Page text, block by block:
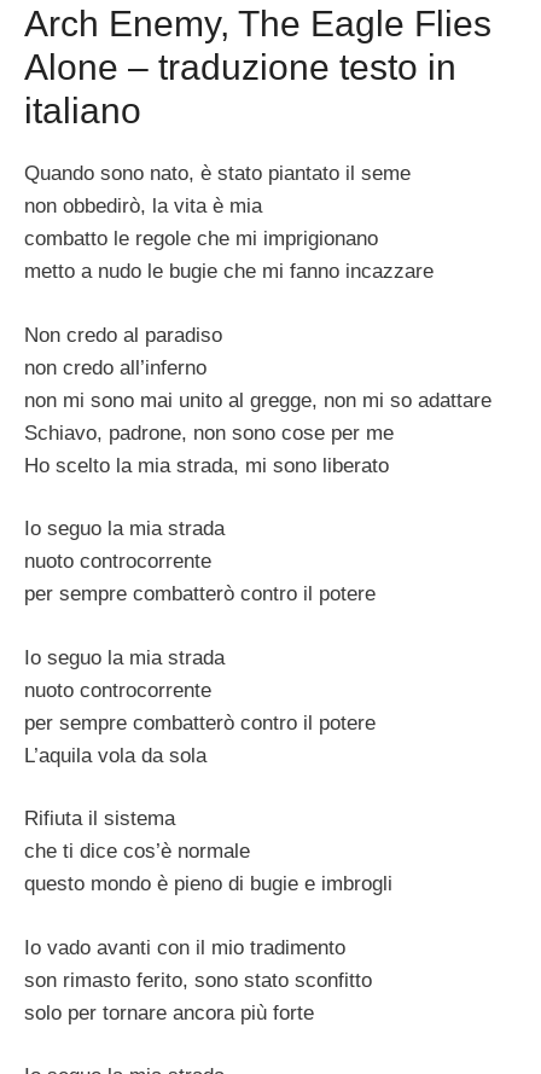
Arch Enemy, The Eagle Flies
Alone – traduzione testo in
italiano
Quando sono nato, è stato piantato il seme
non obbedirò, la vita è mia
combatto le regole che mi imprigionano
metto a nudo le bugie che mi fanno incazzare
Non credo al paradiso
non credo all’inferno
non mi sono mai unito al gregge, non mi so adattare
Schiavo, padrone, non sono cose per me
Ho scelto la mia strada, mi sono liberato
Io seguo la mia strada
nuoto controcorrente
per sempre combatterò contro il potere
Io seguo la mia strada
nuoto controcorrente
per sempre combatterò contro il potere
L’aquila vola da sola
Rifiuta il sistema
che ti dice cos’è normale
questo mondo è pieno di bugie e imbrogli
Io vado avanti con il mio tradimento
son rimasto ferito, sono stato sconfitto
solo per tornare ancora più forte